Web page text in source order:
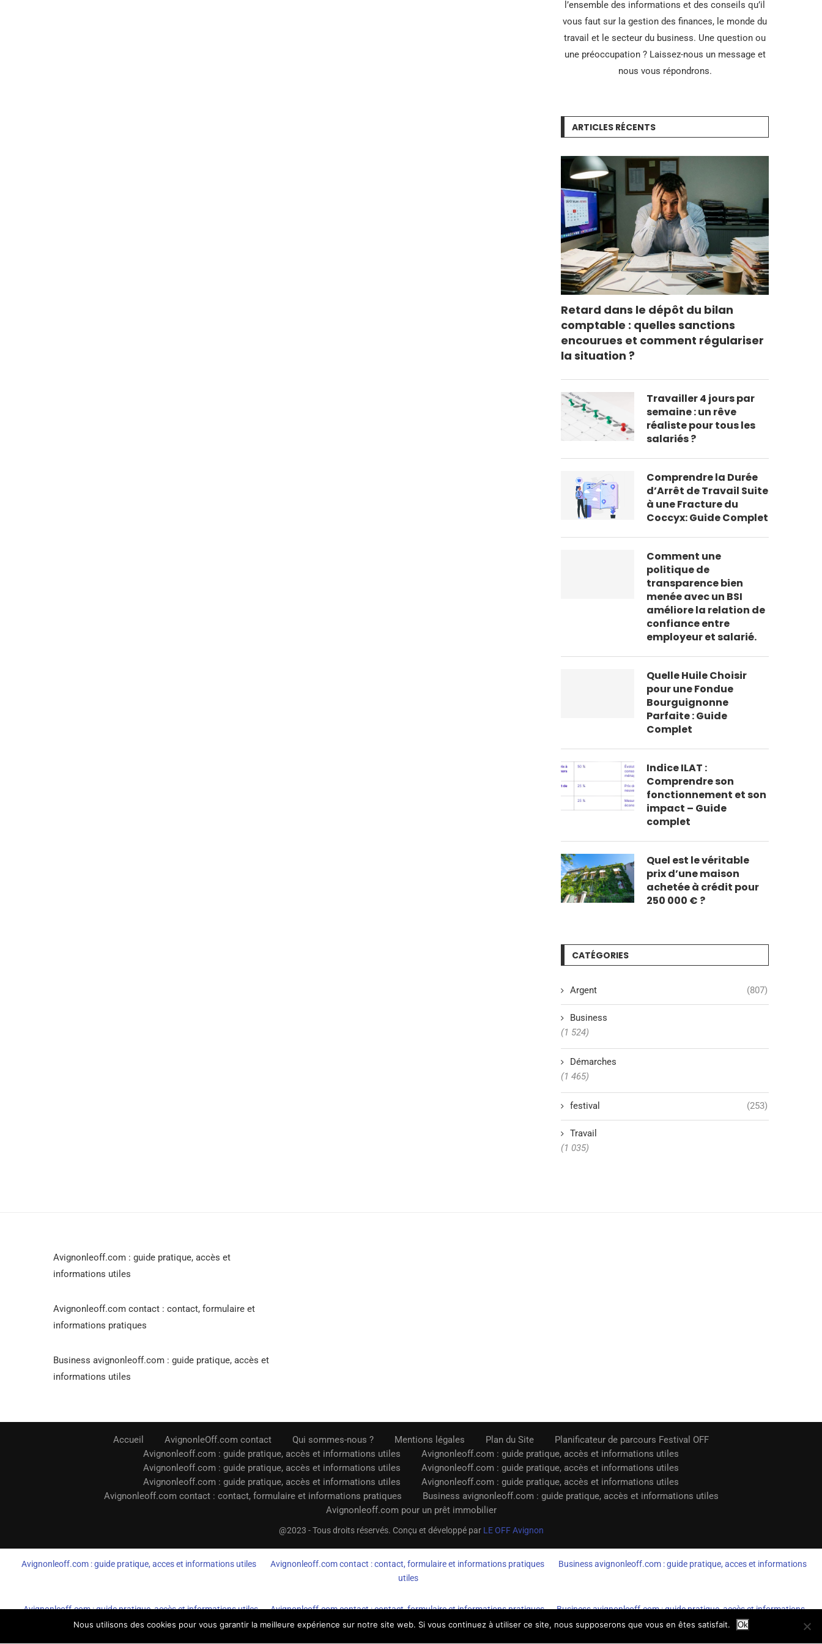
l’ensemble des informations et des conseils qu’il
vous faut sur la gestion des finances, le monde du
travail et le secteur du business. Une question ou
une préoccupation ? Laissez-nous un message et
nous vous répondrons.
ARTICLES RÉCENTS
Retard dans le dépôt du bilan
comptable : quelles sanctions
encourues et comment régulariser
la situation ?
Travailler 4 jours par
semaine : un rêve
réaliste pour tous les
salariés ?
Comprendre la Durée
d’Arrêt de Travail Suite
à une Fracture du
Coccyx: Guide Complet
Comment une
politique de
transparence bien
menée avec un BSI
améliore la relation de
confiance entre
employeur et salarié.
Quelle Huile Choisir
pour une Fondue
Bourguignonne
Parfaite : Guide
Complet
Indice ILAT :
Comprendre son
fonctionnement et son
impact – Guide
complet
Quel est le véritable
prix d’une maison
achetée à crédit pour
250 000 € ?
CATÉGORIES
Argent (807)
Business
(1 524)
Démarches
(1 465)
festival (253)
Travail
(1 035)
Avignonleoff.com : guide pratique, accès et
informations utiles
Avignonleoff.com contact : contact, formulaire et
informations pratiques
Business avignonleoff.com : guide pratique, accès et
informations utiles
Accueil AvignonleOff.com contact Qui sommes-nous ? Mentions légales Plan du Site
Planificateur de parcours Festival OFF
Avignonleoff.com : guide pratique, accès et informations utiles
Avignonleoff.com : guide pratique, accès et informations utiles
Avignonleoff.com : guide pratique, accès et informations utiles
Avignonleoff.com : guide pratique, accès et informations utiles
Avignonleoff.com : guide pratique, accès et informations utiles
Avignonleoff.com : guide pratique, accès et informations utiles
Avignonleoff.com contact : contact, formulaire et informations pratiques
Business avignonleoff.com : guide pratique, accès et informations utiles
Avignonleoff.com pour un prêt immobilier
@2023 - Tous droits réservés. Conçu et développé par LE OFF Avignon
Avignonleoff.com : guide pratique, acces et informations utiles Avignonleoff.com contact : contact, formulaire et informations pratiques
Business avignonleoff.com : guide pratique, acces et informations
utiles
Avignonleoff.com : guide pratique, accès et informations utiles Avignonleoff.com contact : contact, formulaire et informations pratiques
Business avignonleoff.com : guide pratique, accès et informations
utiles
Nous utilisons des cookies pour vous garantir la meilleure expérience sur notre site web. Si vous continuez à utiliser ce site, nous supposerons que vous en êtes satisfait. Ok